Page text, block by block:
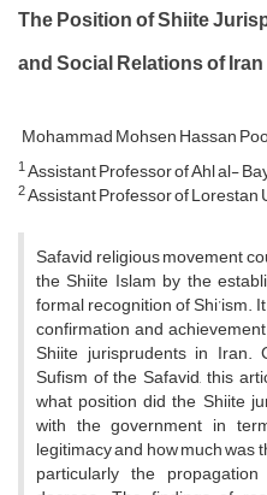
The Position of Shiite
and Social Relations of
Mohammad Mohsen Hassan
1Assistant Professor of Ahl al-
2Assistant Professor of Lorestan
Safavid religious movement
the Shiite Islam by the
formal recognition of Shi’ism.
confirmation and
Shiite jurisprudents in Iran.
Sufism of the Safavid, this
what position did the Shiite
with the government in
legitimacy and how much was
particularly the